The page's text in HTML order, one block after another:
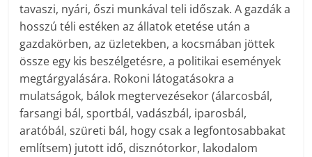
tavaszi, nyári, őszi munkával teli időszak. A gazdák a
hosszú téli estéken az állatok etetése után a
gazdakörben, az üzletekben, a kocsmában jöttek
össze egy kis beszélgetésre, a politikai események
megtárgyalására. Rokoni látogatásokra a
mulatságok, bálok megtervezésekor (álarcosbál,
farsangi bál, sportbál, vadászbál, iparosbál,
aratóbál, szüreti bál, hogy csak a legfontosabbakat
említsem) jutott idő, disznótorkor, lakodalom